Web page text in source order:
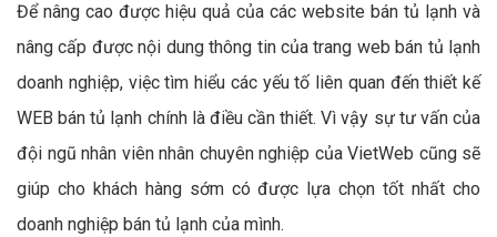
Để nâng cao được hiệu quả của các website bán tủ lạnh và
nâng cấp được nội dung thông tin của trang web bán tủ lạnh
doanh nghiệp, việc tìm hiểu các yếu tố liên quan đến thiết kế
WEB bán tủ lạnh chính là điều cần thiết. Vì vậy sự tư vấn của
đội ngũ nhân viên nhân chuyên nghiệp của VietWeb cũng sẽ
giúp cho khách hàng sớm có được lựa chọn tốt nhất cho
doanh nghiệp bán tủ lạnh của mình.